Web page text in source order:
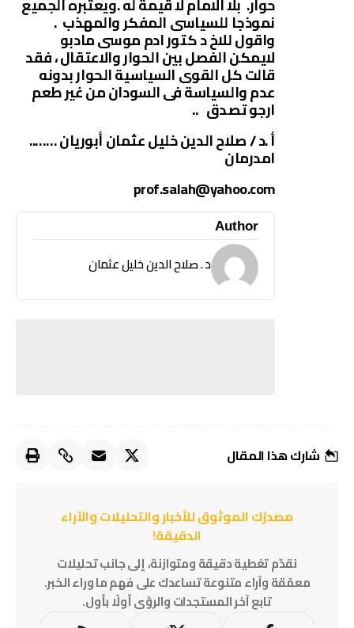
نموذجا للسياسى المفكر والمهذب .
واقول للاخ د كتور ادم موسى مادبو
لايمكن الفصل بين الحوار والاعتقال ، فقد
قالت كل القوى السياسية الحوار بدونه
عدم والسياسة فى السودان من غير طعم
ارجو تصدق ..
أ .د / صلاح الدين خليل عثمان أبوريان ……..
امدرمان
prof.salah@yahoo.com
Author
د . صلاح الدين خليل عثمان
شارك هذا المقال
مصدرُك الموثوق للأخبار والتحليلات والآراء
الدقيقة!
نقدّم تغطية دقيقة ومتوازنة، إلى جانب تحليلات
معمّقة وآراء متنوعة تساعدك على فهم ما وراء الخبر.
تابع آخر المستجدات والرؤى أولًا بأول.